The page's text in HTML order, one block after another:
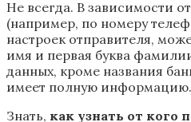
Не всегда. В зависимости
(например, по номеру
настроек отправителя,
имя и первая буква
данных, кроме названия
имеет полную информацию.
Знать, как узнать от кого